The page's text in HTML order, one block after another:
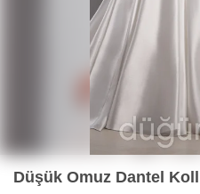
Düşük Omuz Dantel